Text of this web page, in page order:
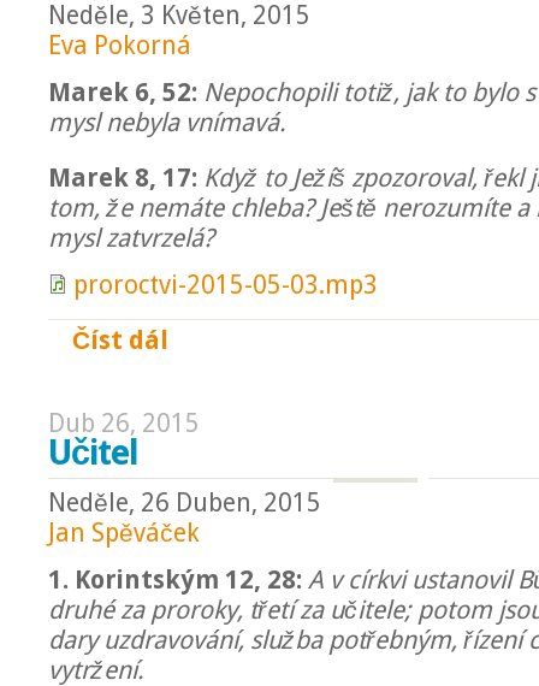
Neděle, 3 Květen, 2015
Eva Pokorná
Marek 6, 52: Nepochopili totiž, jak to bylo
mysl nebyla vnímavá.
Marek 8, 17: Když to Ježíš zpozoroval, řekl
tom, že nemáte chleba? Ještě nerozumíte a
mysl zatvrzelá?
proroctvi-2015-05-03.mp3
Číst dál
Dub 26, 2015
Učitel
Neděle, 26 Duben, 2015
Jan Spěváček
1. Korintským 12, 28: A v církvi ustanovil
druhé za proroky, třetí za učitele; potom
dary uzdravování, služba potřebným, řízení
vytržení.